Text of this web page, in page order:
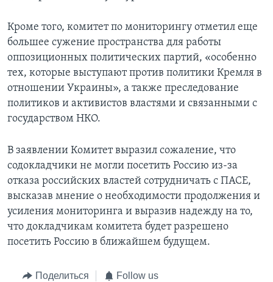
Кроме того, комитет по мониторингу отметил еще
большее сужение пространства для работы
оппозиционных политических партий, «особенно
тех, которые выступают против политики Кремля в
отношении Украины», а также преследование
политиков и активистов властями и связанными с
государством НКО.
В заявлении Комитет выразил сожаление, что
содокладчики не могли посетить Россию из-за
отказа российских властей сотрудничать с ПАСЕ,
высказав мнение о необходимости продолжения и
усиления мониторинга и выразив надежду на то,
что докладчикам комитета будет разрешено
посетить Россию в ближайшем будущем.
Поделиться Follow us